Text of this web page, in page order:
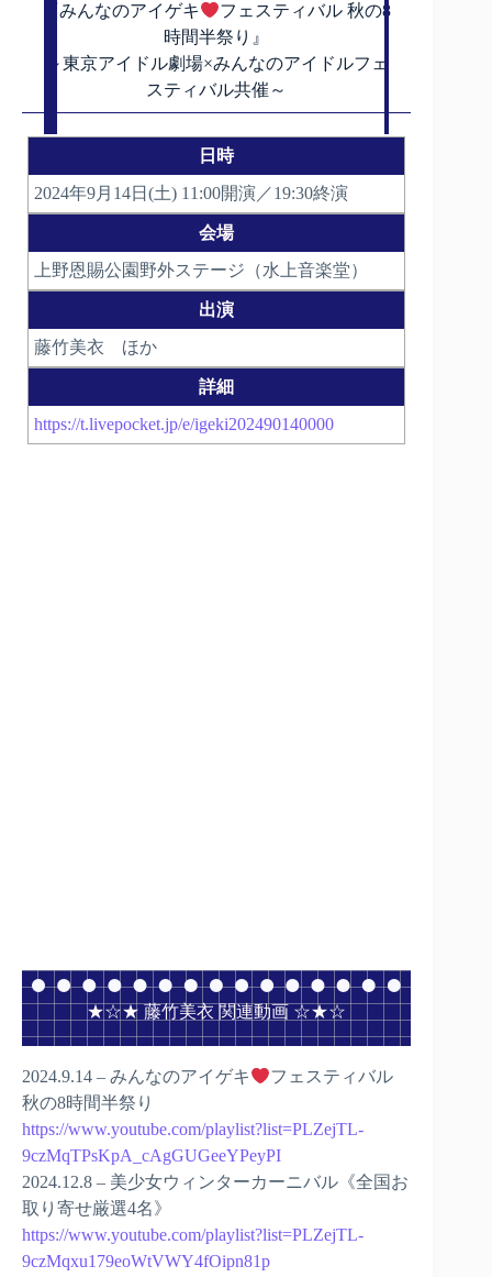
『みんなのアイゲキ
フェスティバル 秋の8
時間半祭り』
～東京アイドル劇場×みんなのアイドルフェ
スティバル共催～
日時
2024年9月14日(土) 11:00開演／19:30終演
会場
上野恩賜公園野外ステージ（水上音楽堂）
出演
藤竹美衣 ほか
詳細
https://t.livepocket.jp/e/igeki202490140000
★☆★ 藤竹美衣 関連動画 ☆★☆
2024.9.14 – みんなのアイゲキ
フェスティバル
秋の8時間半祭り
https://www.youtube.com/playlist?list=PLZejTL-
9czMqTPsKpA_cAgGUGeeYPeyPI
2024.12.8 – 美少女ウィンターカーニバル《全国お
取り寄せ厳選4名》
https://www.youtube.com/playlist?list=PLZejTL-
9czMqxu179eoWtVWY4fOipn81p